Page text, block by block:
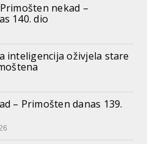
nekad –
140. dio
inteligencija oživjela stare
– Primošten danas 139.